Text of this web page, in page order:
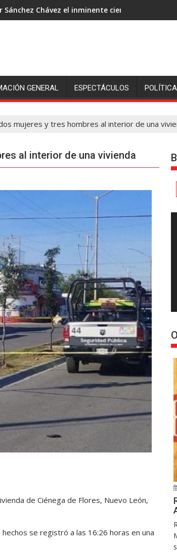
Sánchez Chávez el inminente cierre de ingenió
GENERAL ESPECTÁCULOS POLÍTICA
mujeres y tres hombres al interior de una
al interior de una vivienda
de Ciénega de Flores, Nuevo León,
se registró a las 16:26 horas en una